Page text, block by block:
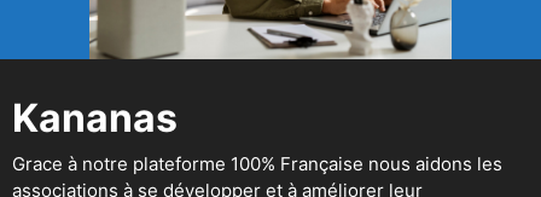
Kananas
Grace à notre plateforme 100% Française nous aidons les
associations à se développer et à améliorer leur